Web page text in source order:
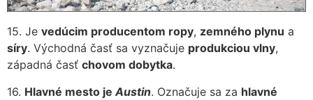
15. Je vedúcim producentom ropy, zemného plynu a
síry. Východná časť sa vyznačuje produkciou vlny,
západná časť chovom dobytka.
16. Hlavné mesto je Austin. Označuje sa za hlavné